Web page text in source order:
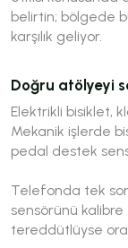
belirtin; bölgede
karşılık geliyor.
Doğru atölyeyi
Elektrikli bisiklet,
Mekanik işlerde
pedal destek
Telefonda tek
sensörünü
tereddütlüyse